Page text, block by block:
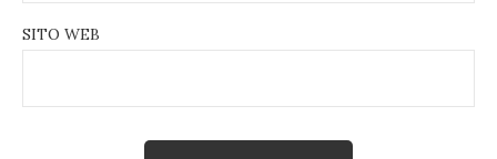
SITO WEB